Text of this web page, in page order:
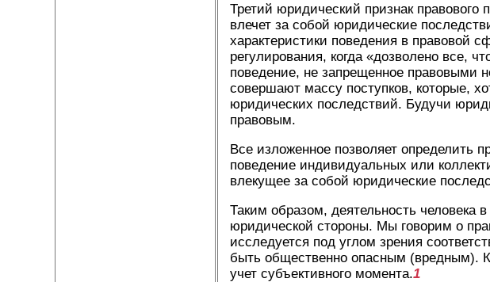
Третий юридический признак правового
влечет за собой юридические
характеристики поведения в правовой
регулирования, когда «дозволено все,
поведение, не запрещенное правовыми
совершают массу поступков, которые,
юридических последствий. Будучи
правовым.
Все изложенное позволяет определить
поведение индивидуальных или
влекущее за собой юридические
Таким образом, деятельность
юридической стороны. Мы говорим о
исследуется под углом зрения
быть общественно опасным (вредным).
учет субъективного момента.1